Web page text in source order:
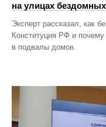
на улицах
Эксперт рассказал, как
Конституция РФ и
в подвалы домов.